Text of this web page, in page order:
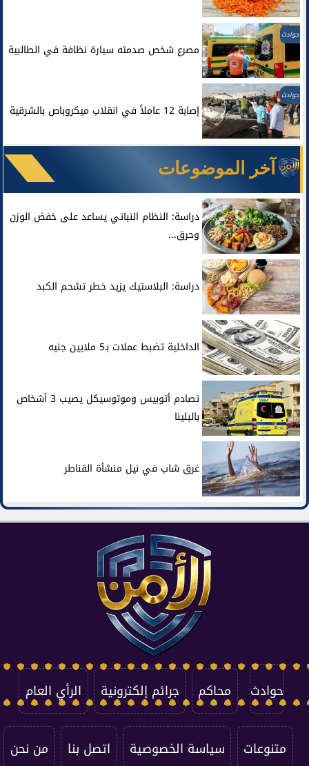
حوادث
مصرع شخص صدمته سيارة نظافة في الطالبية
حوادث
إصابة 12 عاملاً في انقلاب ميكروباص بالشرقية
آخر الموضوعات
دراسة: النظام النباتي يساعد على خفض الوزن
وحرق...
دراسة: البلاستيك يزيد خطر تشحم الكبد
الداخلية تضبط عملات بـ5 ملايين جنيه
تصادم أتوبيس وموتوسيكل يصيب 3 أشخاص
بالبلينا
غرق شاب في نيل منشأة القناطر
حوادث محاكم جرائم إلكترونية الرأي العام
متنوعات سياسة الخصوصية اتصل بنا من نحن